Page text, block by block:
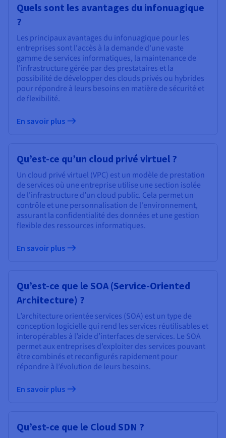
Quels sont les avantages du infonuagique
?
Les principaux avantages du infonuagique pour les
entreprises sont l'accès à la demande d'une vaste
gamme de services informatiques, la maintenance de
l'infrastructure gérée par des prestataires et la
possibilité de développer des clouds privés ou hybrides
pour répondre à leurs besoins en matière de sécurité et
de flexibilité.
En savoir plus
Qu’est-ce qu’un cloud privé virtuel ?
Un cloud privé virtuel (VPC) est un modèle de prestation
de services où une entreprise utilise une section isolée
de l'infrastructure d’un cloud public. Cela permet un
contrôle et une personnalisation de l'environnement,
assurant la confidentialité des données et une gestion
flexible des ressources informatiques.
En savoir plus
Qu’est-ce que le SOA (Service-Oriented
Architecture) ?
L’architecture orientée services (SOA) est un type de
conception logicielle qui rend les services réutilisables et
interopérables à l’aide d’interfaces de services. Le SOA
permet aux entreprises d’exploiter des services pouvant
être combinés et reconfigurés rapidement pour
répondre à l’évolution de leurs besoins.
En savoir plus
Qu’est-ce que le Cloud SDN ?